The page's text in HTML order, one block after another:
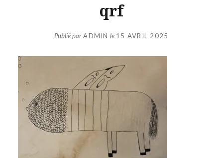
qrf
Publié parADMIN le 15 AVRIL 2025